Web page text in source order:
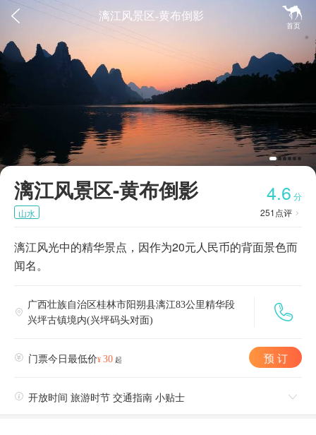
 
首页
漓江风景区-黄布倒影
漓江风景区-黄布倒影 4.6 分
251 点评 
山水
漓江风光中的精华景点，因作为20元人民币的背面景色而
闻名。


广西壮族自治区桂林市阳朔县漓江83公里精华段
兴坪古镇境内(兴坪码头对面)
 门票今日最低价¥ 30 起 预 订
 开放时间 旅游时节 交通指南 小贴士 